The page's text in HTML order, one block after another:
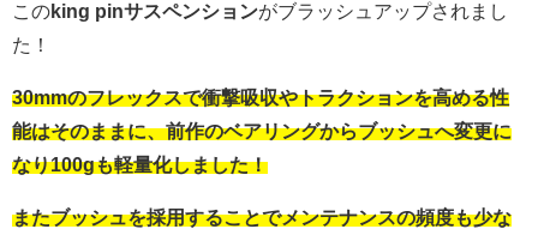
このking pinサスペンションがブラッシュアップされまし
た！
30mmのフレックスで衝撃吸収やトラクションを高める性
能はそのままに、前作のベアリングからブッシュへ変更に
なり100gも軽量化しました！
またブッシュを採用することでメンテナンスの頻度も少な